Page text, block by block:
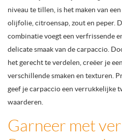
niveau te tillen, is het maken van
olijfolie, citroensap, zout en peper.
combinatie voegt een verfrissende
delicate smaak van de carpaccio.
het gerecht te verdelen, creëer je
verschillende smaken en texturen.
geef je carpaccio een verrukkelijke
waarderen.
Garneer met